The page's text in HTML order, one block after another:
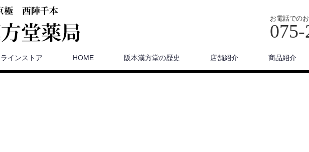
お電話での
インストア HOME 阪本漢方堂の歴史 店舗紹介 商品紹介